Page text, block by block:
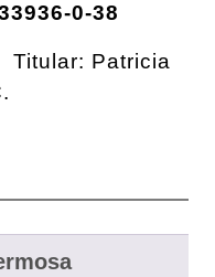
0-38
Patricia